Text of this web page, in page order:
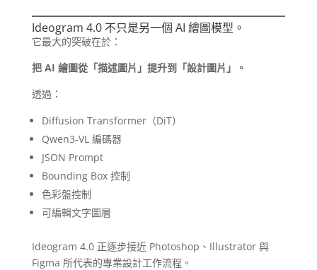
Ideogram 4.0 不只是另一個 AI 繪圖模型。
它最大的突破在於：
把 AI 繪圖從「描述圖片」提升到「設計圖片」。
透過：
Diffusion Transformer（DiT）
Qwen3-VL 編碼器
JSON Prompt
Bounding Box 控制
色彩盤控制
可編輯文字圖層
Ideogram 4.0 正逐步接近 Photoshop、Illustrator 與
Figma 所代表的專業設計工作流程。